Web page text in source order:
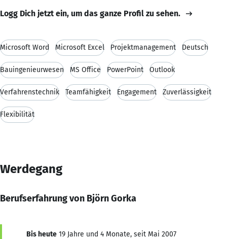
Logg Dich jetzt ein, um das ganze Profil zu sehen.
Microsoft Word Microsoft Excel Projektmanagement Deutsch
Bauingenieurwesen MS Office PowerPoint Outlook
Verfahrenstechnik Teamfähigkeit Engagement Zuverlässigkeit
Flexibilität
Werdegang
Berufserfahrung von Björn Gorka
Bis heute 19 Jahre und 4 Monate, seit Mai 2007